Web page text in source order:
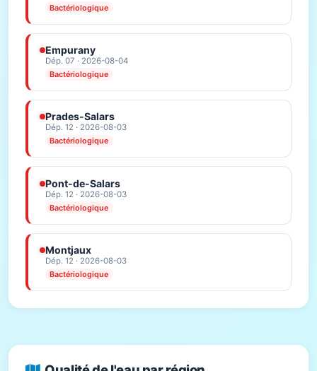
Bactériologique
Empurany
Dép. 07 · 2026-08-04
Bactériologique
Prades-Salars
Dép. 12 · 2026-08-03
Bactériologique
Pont-de-Salars
Dép. 12 · 2026-08-03
Bactériologique
Montjaux
Dép. 12 · 2026-08-03
Bactériologique